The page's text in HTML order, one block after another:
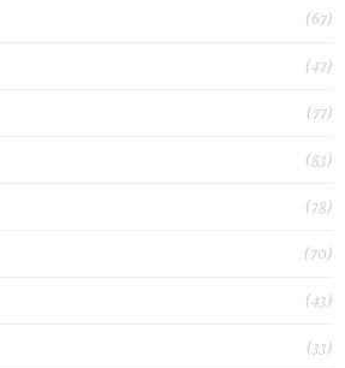
(67)
(47)
(77)
(83)
(78)
(70)
(43)
(33)